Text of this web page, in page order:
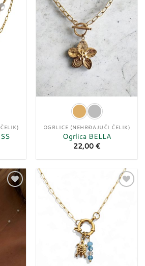
želja
želja
OGRLICE (NEHRĐAJUĆI ČELIK)
Ogrlica BELLA
22,00 €
Dodaj
listu